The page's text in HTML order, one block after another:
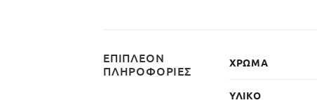
ΕΠΙΠΛΈΟΝ
ΠΛΗΡΟΦΟΡΊΕΣ
ΧΡΏΜΑ
ΥΛΙΚΌ